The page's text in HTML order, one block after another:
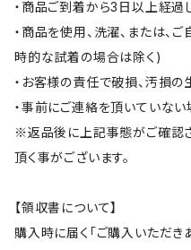
・商品ご到着から3日以上経過
・商品を使用、洗濯、または
時的な試着の場合は除く)
・お客様の責任で破損、汚損の
・事前にご連絡を頂いていない
※返品後に上記事態がご確認
頂く事がございます。
【領収書について】
購入時に届く「ご購入いただき